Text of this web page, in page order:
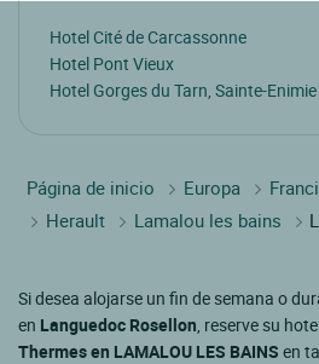
Hotel Cité de Carcassonne
Hotel Pont Vieux
Hotel Gorges du Tarn, Sainte-Enimie
Página de inicio Europa
Herault
Lamalou les bains
Si desea alojarse un fin de semana o
en Languedoc Rosellon , reserve su
Thermes en LAMALOU LES BAINS en